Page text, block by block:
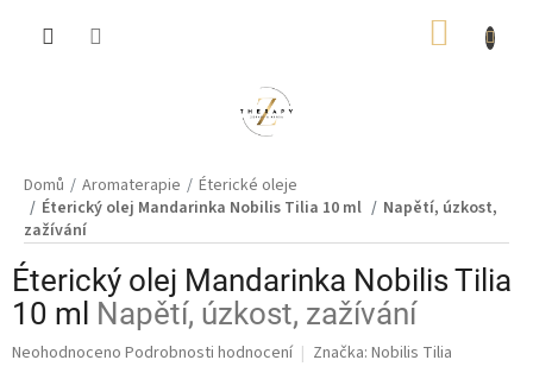
Domů Aromaterapie
Éterické oleje
Éterický olej Mandarinka Nobilis Tilia 10 ml
Napětí, úzkost,
zažívání
Éterický olej Mandarinka Nobilis Tilia
10 ml Napětí, úzkost, zažívání
Průměrné
Neohodnoceno Podrobnosti hodnocení Značka: Nobilis Tilia